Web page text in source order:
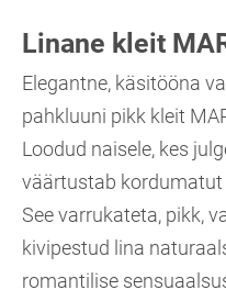
Linane kleit
Elegantne, käsitööna
pahkluuni pikk kleit
Loodud naisele, kes
väärtustab kordumatut
See varrukateta, pikk,
kivipestud lina
romantilise